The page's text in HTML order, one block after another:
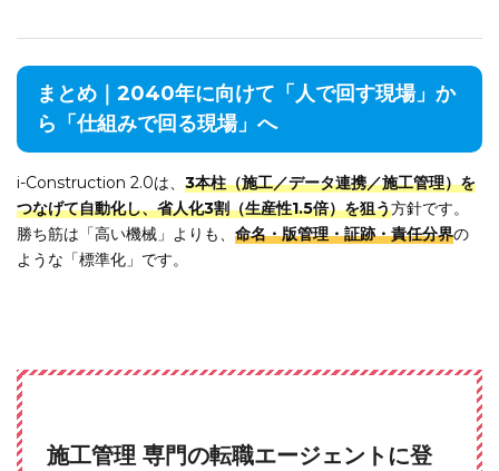
まとめ｜2040年に向けて「人で回す現場」か
ら「仕組みで回る現場」へ
i-Construction 2.0は、 3本柱（施工／データ連携／施工管理）を
つなげて自動化し、省人化3割（生産性1.5倍）を狙う方針です。
勝ち筋は「高い機械」よりも、 命名・版管理・証跡・責任分界の
ような「標準化」です。
施工管理 専門の転職エージェントに登